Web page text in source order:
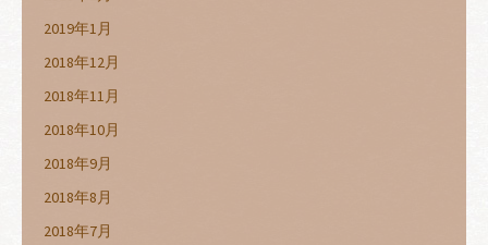
2019年1月
2018年12月
2018年11月
2018年10月
2018年9月
2018年8月
2018年7月